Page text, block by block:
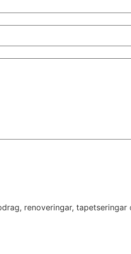
renoveringar, tapetseringar